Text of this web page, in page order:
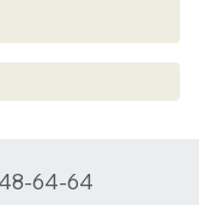
64-64